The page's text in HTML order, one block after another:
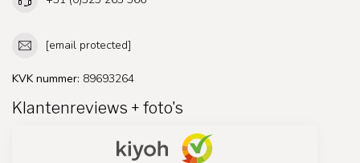
[email protected]
KVK nummer: 89693264
Klantenreviews + foto's